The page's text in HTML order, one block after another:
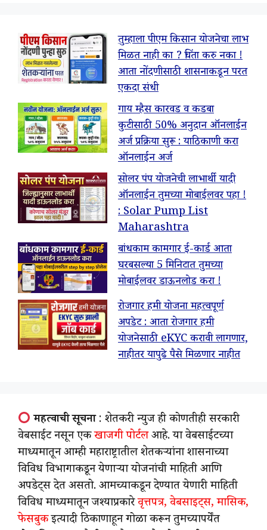
तुम्हाला पीएम किसान योजनेचा लाभ
मिळत नाही का ? चिंता करु नका !
आता नोंदणीसाठी शासनाकडून परत
एकदा संधी
गाय म्हैस कारवड व कडबा
कुटीसाठी 50% अनुदान ऑनलाईन
अर्ज प्रक्रिया सुरू : याठिकाणी करा
ऑनलाईन अर्ज
सोलर पंप योजनेची लाभार्थी यादी
ऑनलाईन तुमच्या मोबाईलवर पहा !
: Solar Pump List
Maharashtra
बांधकाम कामगार ई-कार्ड आता
घरबसल्या 5 मिनिटात तुमच्या
मोबाईलवर डाऊनलोड करा !
रोजगार हमी योजना महत्वपूर्ण
अपडेट : आता रोजगार हमी
योजनेसाठी eKYC करावी लागणार,
नाहीतर यापुढे पैसे मिळणार नाहीत
महत्वाची सूचना: शेतकरी न्युज ही कोणतीही सरकारी
वेबसाईट नसून एकखाजगी पोर्टलआहे. या वेबसाईटच्या
माध्यमातून आम्ही महाराष्ट्रातील शेतकऱ्यांना शासनाच्या
विविध विभागाकडून येणाऱ्या योजनांची माहिती आणि
अपडेट्स देत असतो. आमच्याकडून देण्यात येणारी माहिती
विविध माध्यमातून जश्याप्रकारेवृत्तपत्र, वेबसाइट्स, मासिक,
फेसबुकइत्यादी ठिकाणाहून गोळा करून तुमच्यापर्येंत